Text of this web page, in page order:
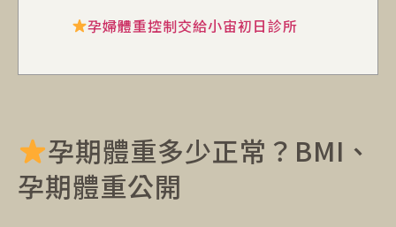
孕婦體重控制交給小宙初日診所
孕期體重多少正常？BMI、
孕期體重公開